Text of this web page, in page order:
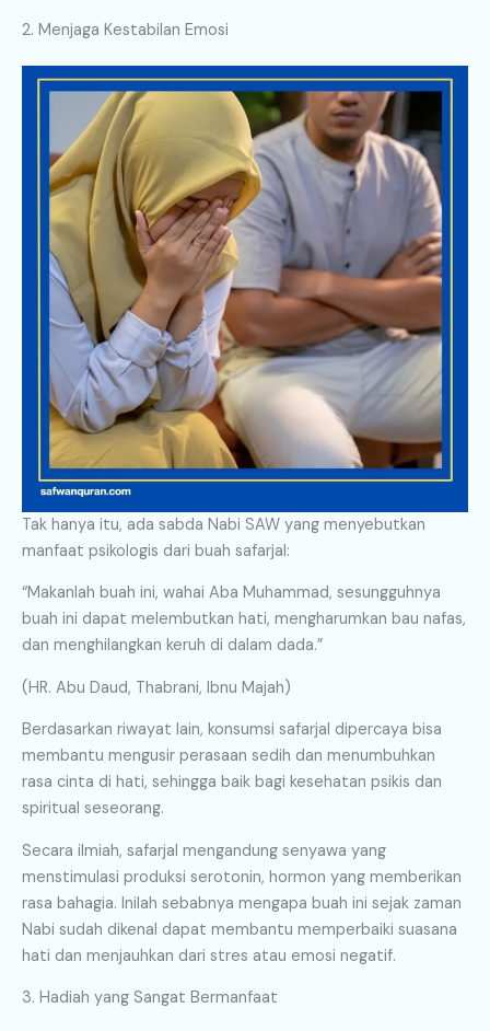
2. Menjaga Kestabilan Emosi
Tak hanya itu, ada sabda Nabi SAW yang menyebutkan
manfaat psikologis dari buah safarjal:
“Makanlah buah ini, wahai Aba Muhammad, sesungguhnya
buah ini dapat melembutkan hati, mengharumkan bau nafas,
dan menghilangkan keruh di dalam dada.”
(HR. Abu Daud, Thabrani, Ibnu Majah)
Berdasarkan riwayat lain, konsumsi safarjal dipercaya bisa
membantu mengusir perasaan sedih dan menumbuhkan
rasa cinta di hati, sehingga baik bagi kesehatan psikis dan
spiritual seseorang.
Secara ilmiah, safarjal mengandung senyawa yang
menstimulasi produksi serotonin, hormon yang memberikan
rasa bahagia. Inilah sebabnya mengapa buah ini sejak zaman
Nabi sudah dikenal dapat membantu memperbaiki suasana
hati dan menjauhkan dari stres atau emosi negatif.
3. Hadiah yang Sangat Bermanfaat